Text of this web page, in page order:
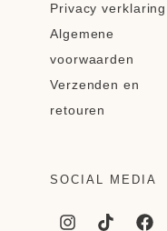
Privacy verklaring
Algemene
voorwaarden
Verzenden en
retouren
SOCIAL MEDIA